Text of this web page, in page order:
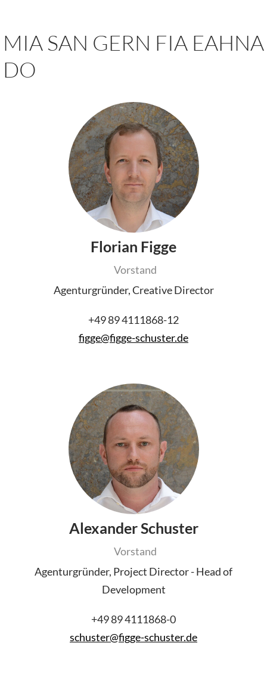
MIA SAN GERN FIA EAHNA
DO
Florian Figge
Vorstand
Agenturgründer, Creative Director
+49 89 4111868-12
figge@figge-schuster.de
Alexander Schuster
Vorstand
Agenturgründer, Project Director - Head of
Development
+49 89 4111868-0
schuster@figge-schuster.de